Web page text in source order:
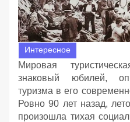
Интересное
Мировая
знаковый юбилей,
туризма в его
Ровно 90 лет назад,
произошла тихая